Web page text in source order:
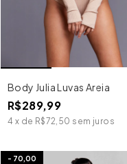
Body Julia Luvas Areia
R$289,99
4 x de R$72,50 sem juros
- 70,00